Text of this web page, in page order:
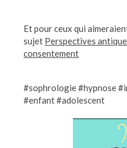
Et pour ceux qui
sujet Perspectives
consentement
#sophrologie #hypnose
#enfant #adolescent